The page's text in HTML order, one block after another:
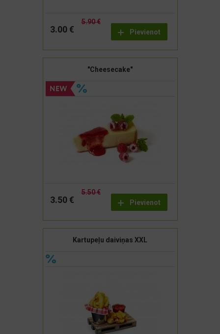
Pievienot
5.90 €
3.00 €
"Cheesecake"
Pievienot
5.50 €
3.50 €
Kartupeļu daiviņas XXL